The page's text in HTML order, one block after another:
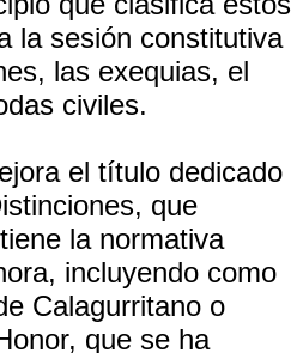
la sesión constitutiva
las exequias, el
civiles.
el título dedicado
que
la normativa
incluyendo como
Calagurritano o
que se ha